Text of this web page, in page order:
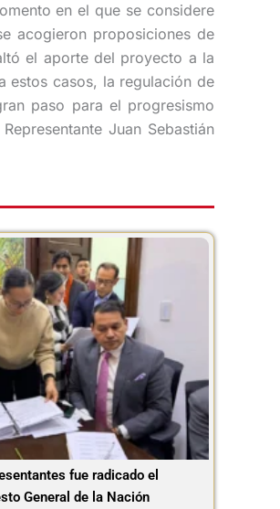
en el que se considere
acogieron proposiciones de
el aporte del proyecto a la
estos casos, la regulación de
paso para el progresismo
Juan Sebastián
fue radicado el
General de la Nación